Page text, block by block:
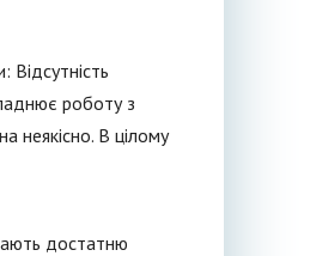
роботу з
неякісно. В цілому
достатню